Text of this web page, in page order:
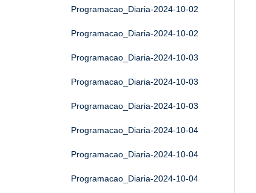
Programacao_Diaria-2024-10-02
Programacao_Diaria-2024-10-02
Programacao_Diaria-2024-10-03
Programacao_Diaria-2024-10-03
Programacao_Diaria-2024-10-03
Programacao_Diaria-2024-10-04
Programacao_Diaria-2024-10-04
Programacao_Diaria-2024-10-04